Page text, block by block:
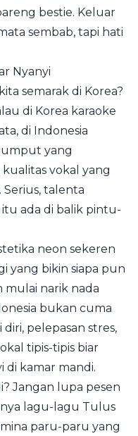
bestie. Keluar
sembab, tapi hati
Nyanyi
semarak di Korea?
di Korea karaoke
di Indonesia
yang
vokal yang
talenta
ada di balik pintu-
neon sekeren
yang bikin siapa pun
mulai narik nada
bukan cuma
pelepasan stres,
tipis-tipis biar
di kamar mandi.
Jangan lupa pesen
lagu-lagu Tulus
paru-paru yang